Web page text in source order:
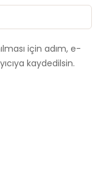
için adım, e-
kaydedilsin.